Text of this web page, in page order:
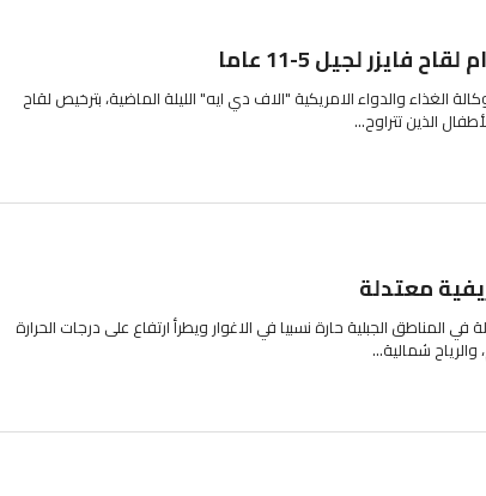
الغذاء والدواء الامريكية "الاف دي ايه" الليلة الماضية، بترخيص لقاح
معتدلة
في المناطق الجبلية حارة نسبيا في الاغوار ويطرأ ارتفاع على درجات الحرارة
شمالية...